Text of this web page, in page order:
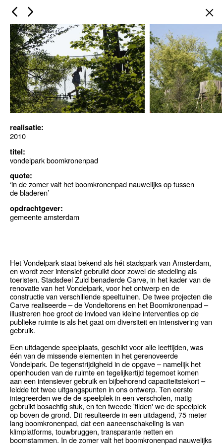
realisatie:
2010
titel:
vondelpark boomkronenpad
quote:
‘in de zomer valt het boomkronenpad nauwelijks op tussen
de bladeren’
opdrachtgever:
gemeente amsterdam
Het Vondelpark staat bekend als hét stadspark van Amsterdam,
en wordt zeer intensief gebruikt door zowel de stedeling als
toeristen. Stadsdeel Zuid benaderde Carve, in het kader van de
renovatie van het Vondelpark, voor het ontwerp en de
constructie van verschillende speeltuinen. De twee projecten die
Carve realiseerde – de Vondeltorens en het Boomkronenpad –
illustreren hoe groot de invloed van kleine interventies op de
publieke ruimte is als het gaat om diversiteit en intensivering van
gebruik.
Een uitdagende speelplaats, geschikt voor alle leeftijden, was
één van de missende elementen in het gerenoveerde
Vondelpark. De tegenstrijdigheid in de opgave – namelijk het
openhouden van de ruimte en tegelijkertijd tegemoet komen
aan een intensiever gebruik en bijbehorend capaciteitstekort –
leidde tot twee uitgangspunten in ons ontwerp. Ten eerste
integreerden we de de speelplek in een verscholen, matig
gebruikt bosachtig stuk, en ten tweede 'tilden' we de speelplek
op boven de grond. Dit resulteerde in een uitdagend, 75 meter
lang boomkronenpad, dat een aaneenschakeling is van
klimplatforms, touwbruggen, transparante netten en
boomstammen. In de zomer valt het boomkronenpad nauwelijks
×